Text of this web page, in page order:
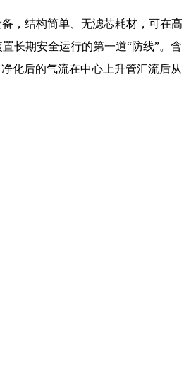
，结构简单、无滤芯耗材，可在高
长期安全运行的第一道“防线”。含
化后的气流在中心上升管汇流后从